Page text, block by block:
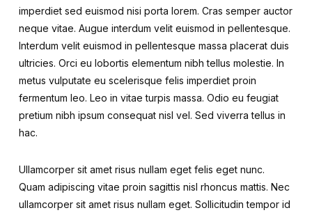
imperdiet sed euismod nisi porta lorem. Cras semper auctor
neque vitae. Augue interdum velit euismod in pellentesque.
Interdum velit euismod in pellentesque massa placerat duis
ultricies. Orci eu lobortis elementum nibh tellus molestie. In
metus vulputate eu scelerisque felis imperdiet proin
fermentum leo. Leo in vitae turpis massa. Odio eu feugiat
pretium nibh ipsum consequat nisl vel. Sed viverra tellus in
hac.
Ullamcorper sit amet risus nullam eget felis eget nunc.
Quam adipiscing vitae proin sagittis nisl rhoncus mattis. Nec
ullamcorper sit amet risus nullam eget. Sollicitudin tempor id